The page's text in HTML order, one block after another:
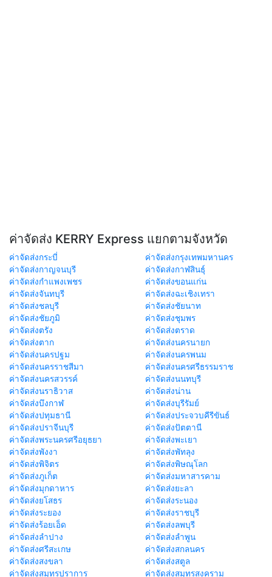
ค่าจัดส่ง KERRY Express แยกตามจังหวัด
ค่าจัดส่งกระบี่
ค่าจัดส่งกรุงเทพมหานคร
ค่าจัดส่งกาญจนบุรี
ค่าจัดส่งกาฬสินธุ์
ค่าจัดส่งกำแพงเพชร
ค่าจัดส่งขอนแก่น
ค่าจัดส่งจันทบุรี
ค่าจัดส่งฉะเชิงเทรา
ค่าจัดส่งชลบุรี
ค่าจัดส่งชัยนาท
ค่าจัดส่งชัยภูมิ
ค่าจัดส่งชุมพร
ค่าจัดส่งตรัง
ค่าจัดส่งตราด
ค่าจัดส่งตาก
ค่าจัดส่งนครนายก
ค่าจัดส่งนครปฐม
ค่าจัดส่งนครพนม
ค่าจัดส่งนครราชสีมา
ค่าจัดส่งนครศรีธรรมราช
ค่าจัดส่งนครสวรรค์
ค่าจัดส่งนนทบุรี
ค่าจัดส่งนราธิวาส
ค่าจัดส่งน่าน
ค่าจัดส่งบึงกาฬ
ค่าจัดส่งบุรีรัมย์
ค่าจัดส่งปทุมธานี
ค่าจัดส่งประจวบคีรีขันธ์
ค่าจัดส่งปราจีนบุรี
ค่าจัดส่งปัตตานี
ค่าจัดส่งพระนครศรีอยุธยา
ค่าจัดส่งพะเยา
ค่าจัดส่งพังงา
ค่าจัดส่งพัทลุง
ค่าจัดส่งพิจิตร
ค่าจัดส่งพิษณุโลก
ค่าจัดส่งภูเก็ต
ค่าจัดส่งมหาสารคาม
ค่าจัดส่งมุกดาหาร
ค่าจัดส่งยะลา
ค่าจัดส่งยโสธร
ค่าจัดส่งระนอง
ค่าจัดส่งระยอง
ค่าจัดส่งราชบุรี
ค่าจัดส่งร้อยเอ็ด
ค่าจัดส่งลพบุรี
ค่าจัดส่งลำปาง
ค่าจัดส่งลำพูน
ค่าจัดส่งศรีสะเกษ
ค่าจัดส่งสกลนคร
ค่าจัดส่งสงขลา
ค่าจัดส่งสตูล
ค่าจัดส่งสมุทรปราการ
ค่าจัดส่งสมุทรสงคราม